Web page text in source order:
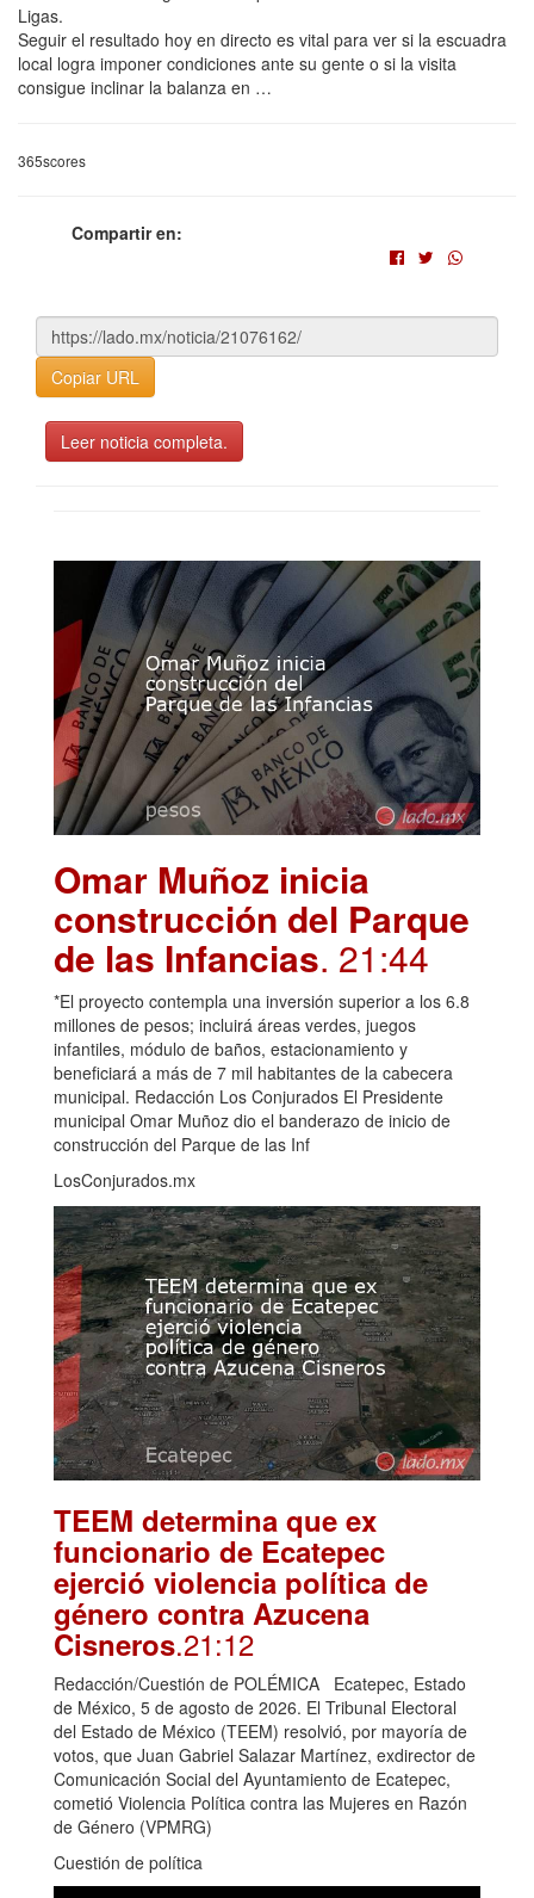
Ligas.
Seguir el resultado hoy en directo es vital para ver si la escuadra
local logra imponer condiciones ante su gente o si la visita
consigue inclinar la balanza en …
365scores
Compartir en:
Copiar URL
Leer noticia completa.
Omar Muñoz inicia
construcción del Parque
de las Infancias. 21:44
*El proyecto contempla una inversión superior a los 6.8
millones de pesos; incluirá áreas verdes, juegos
infantiles, módulo de baños, estacionamiento y
beneficiará a más de 7 mil habitantes de la cabecera
municipal. Redacción Los Conjurados El Presidente
municipal Omar Muñoz dio el banderazo de inicio de
construcción del Parque de las Inf
LosConjurados.mx
TEEM determina que ex
funcionario de Ecatepec
ejerció violencia política de
género contra Azucena
Cisneros.21:12
Redacción/Cuestión de POLÉMICA Ecatepec, Estado
de México, 5 de agosto de 2026. El Tribunal Electoral
del Estado de México (TEEM) resolvió, por mayoría de
votos, que Juan Gabriel Salazar Martínez, exdirector de
Comunicación Social del Ayuntamiento de Ecatepec,
cometió Violencia Política contra las Mujeres en Razón
de Género (VPMRG)
Cuestión de política